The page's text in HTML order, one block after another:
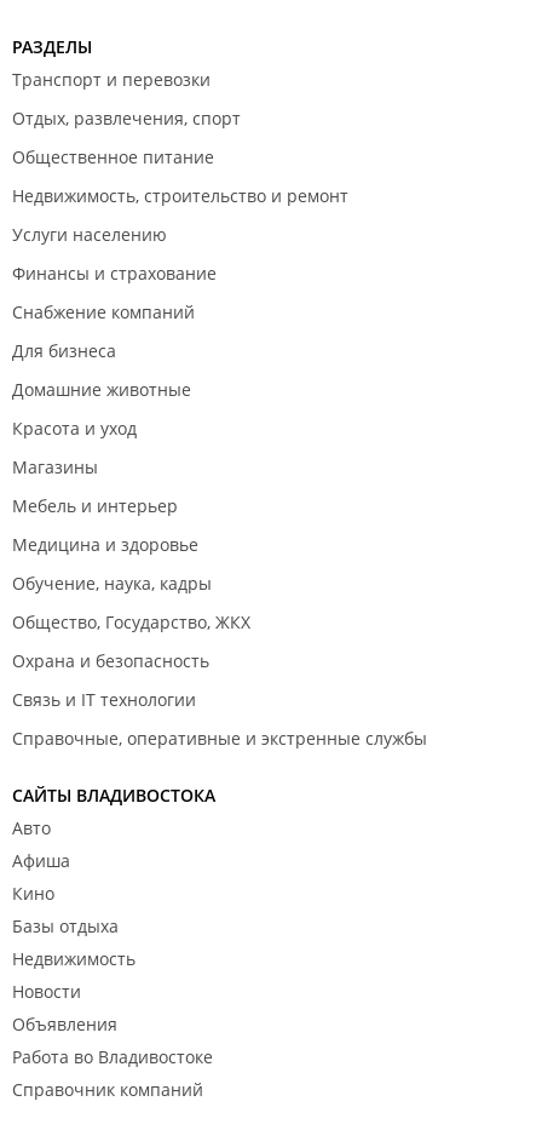
РАЗДЕЛЫ
Транспорт и перевозки
Отдых, развлечения, спорт
Общественное питание
Недвижимость, строительство и ремонт
Услуги населению
Финансы и страхование
Снабжение компаний
Для бизнеса
Домашние животные
Красота и уход
Магазины
Мебель и интерьер
Медицина и здоровье
Обучение, наука, кадры
Общество, Государство, ЖКХ
Охрана и безопасность
Связь и IT технологии
Справочные, оперативные и экстренные службы
САЙТЫ ВЛАДИВОСТОКА
Авто
Афиша
Кино
Базы отдыха
Недвижимость
Новости
Объявления
Работа во Владивостоке
Справочник компаний